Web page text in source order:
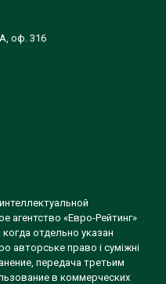
оф. 316
агентство «Евро-Рейтинг»
отдельно указан
авторське право і суміжні
передача третьим
в коммерческих